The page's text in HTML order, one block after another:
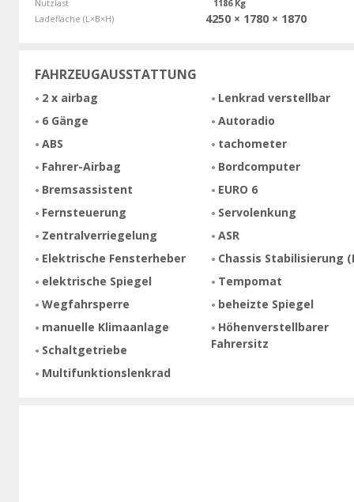
Nutzlast
1186 Kg
Ladefläche (L×B×H)
4250 × 1780 × 1870
FAHRZEUGAUSSTATTUNG
2 x airbag
6 Gänge
ABS
Fahrer-Airbag
Bremsassistent
Fernsteuerung
Zentralverriegelung
Elektrische Fensterheber
elektrische Spiegel
Wegfahrsperre
manuelle Klimaanlage
Schaltgetriebe
Multifunktionslenkrad
Lenkrad verstellbar
Autoradio
tachometer
Bordcomputer
EURO 6
Servolenkung
ASR
Chassis Stabilisierung
Tempomat
beheizte Spiegel
Höhenverstellbarer
Fahrersitz